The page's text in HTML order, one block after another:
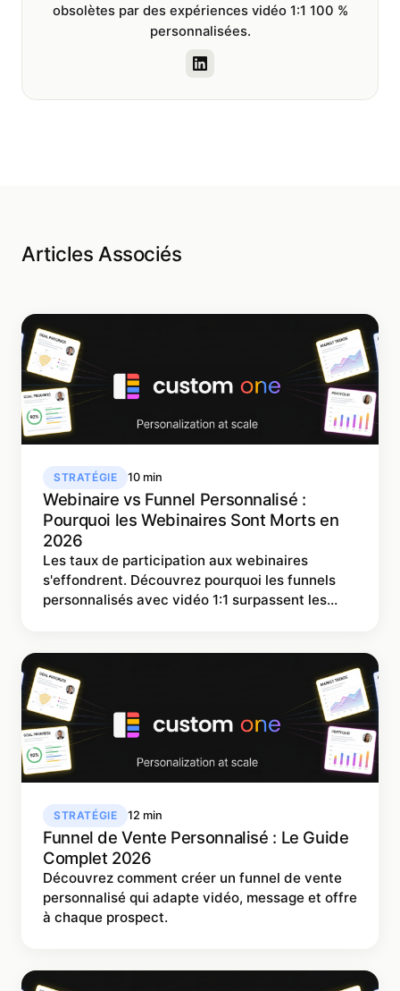
obsolètes par des expériences vidéo 1:1 100 %
personnalisées.
Articles Associés
STRATÉGIE 10 min
Webinaire vs Funnel Personnalisé :
Pourquoi les Webinaires Sont Morts en
2026
Les taux de participation aux webinaires
s'effondrent. Découvrez pourquoi les funnels
personnalisés avec vidéo 1:1 surpassent les
STRATÉGIE 12 min
Funnel de Vente Personnalisé : Le Guide
Complet 2026
Découvrez comment créer un funnel de vente
personnalisé qui adapte vidéo, message et offre
à chaque prospect.